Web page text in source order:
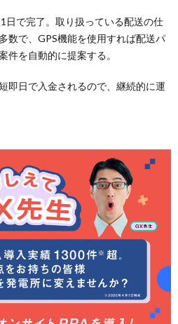
日で完了。取り扱っている配送の仕
数で、GPS機能を使用すれば配送パ
件を自動的に提案する。
即日で入金されるので、継続的に運